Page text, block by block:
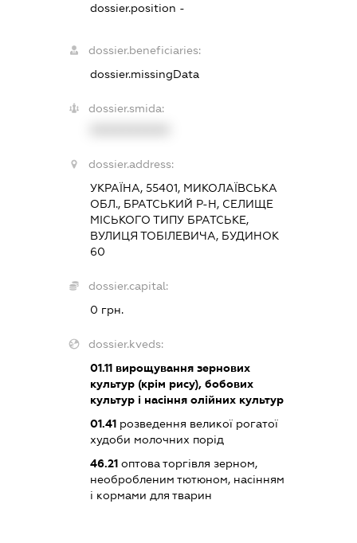
dossier.position -
dossier.beneficiaries:
dossier.missingData
dossier.smida:
dossier.address:
УКРАЇНА, 55401, МИКОЛАЇВСЬКА
ОБЛ., БРАТСЬКИЙ Р-Н, СЕЛИЩЕ
МІСЬКОГО ТИПУ БРАТСЬКЕ,
ВУЛИЦЯ ТОБІЛЕВИЧА, БУДИНОК
60
dossier.capital:
0 грн.
dossier.kveds:
01.11вирощування зернових
культур (крім рису), бобових
культур і насіння олійних культур
01.41розведення великої рогатої
худоби молочних порід
46.21оптова торгівля зерном,
необробленим тютюном, насінням
і кормами для тварин